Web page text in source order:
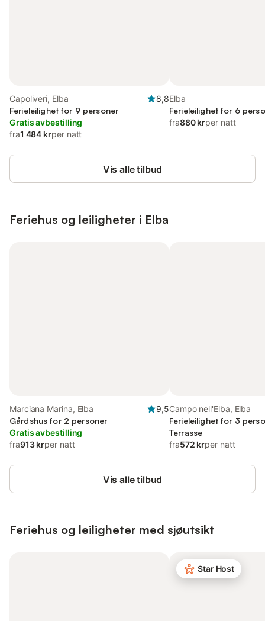
Capoliveri, Elba
8,8
Ferieleilighet for 9 personer
Gratis avbestilling
fra1 484 krper natt
Elba
Ferieleilighet for 6
fra880 krper natt
Vis alle tilbud
Feriehus og leiligheter i Elba
Marciana Marina, Elba
9,5
Gårdshus for 2 personer
Gratis avbestilling
fra913 krper natt
Campo nell'Elba, Elba
Ferieleilighet for 3
Terrasse
fra572 krper natt
Vis alle tilbud
Feriehus og leiligheter med sjøutsikt
Star Host